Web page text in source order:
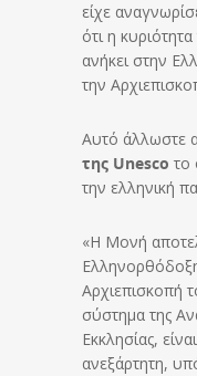
είχε
ότι η
ανήκει στην
την
Αυτό άλλωστε
της Unesco το
την ελληνική
«Η Μονή
Αρχιεπισκοπή
σύστημα της
Εκκλησίας,
ανεξάρτητη,